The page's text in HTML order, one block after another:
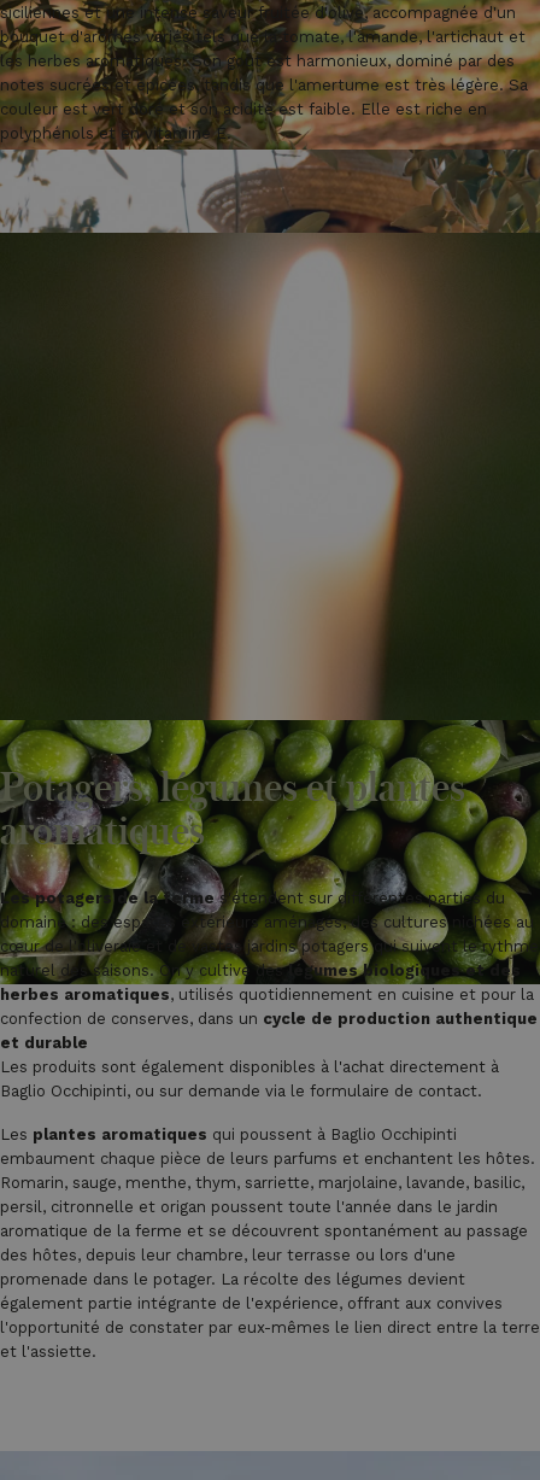
siciliennes et une intense saveur fruitée d'olive, accompagnée d'un
bouquet d'arômes variés tels que la tomate, l'amande, l'artichaut et
les herbes aromatiques. Son goût est harmonieux, dominé par des
notes sucrées et épicées, tandis que l'amertume est très légère. Sa
couleur est vert doré et son acidité est faible. Elle est riche en
polyphénols et en vitamine E.
Potagers, légumes et plantes
aromatiques
Les potagers de la ferme s'étendent sur différentes parties du
domaine : des espaces extérieurs aménagés, des cultures nichées au
cœur de l'oliveraie et de vastes jardins potagers qui suivent le rythme
naturel des saisons. On y cultive deslégumes biologiques et des
herbes aromatiques, utilisés quotidiennement en cuisine et pour la
confection de conserves, dans un cycle de production authentique
et durable
Les produits sont également disponibles à l'achat directement à
Baglio Occhipinti, ou sur demande via le formulaire de contact.
Les plantes aromatiques qui poussent à Baglio Occhipinti
embaument chaque pièce de leurs parfums et enchantent les hôtes.
Romarin, sauge, menthe, thym, sarriette, marjolaine, lavande, basilic,
persil, citronnelle et origan poussent toute l'année dans le jardin
aromatique de la ferme et se découvrent spontanément au passage
des hôtes, depuis leur chambre, leur terrasse ou lors d'une
promenade dans le potager. La récolte des légumes devient
également partie intégrante de l'expérience, offrant aux convives
l'opportunité de constater par eux-mêmes le lien direct entre la terre
et l'assiette.